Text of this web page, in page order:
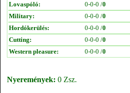
Lovaspóló:
0-0-0 /0
Military:
0-0-0 /0
Hordókerülés:
0-0-0 /0
Cutting:
0-0-0 /0
Western pleasure:
0-0-0 /0
Nyeremények: 0 Zsz.